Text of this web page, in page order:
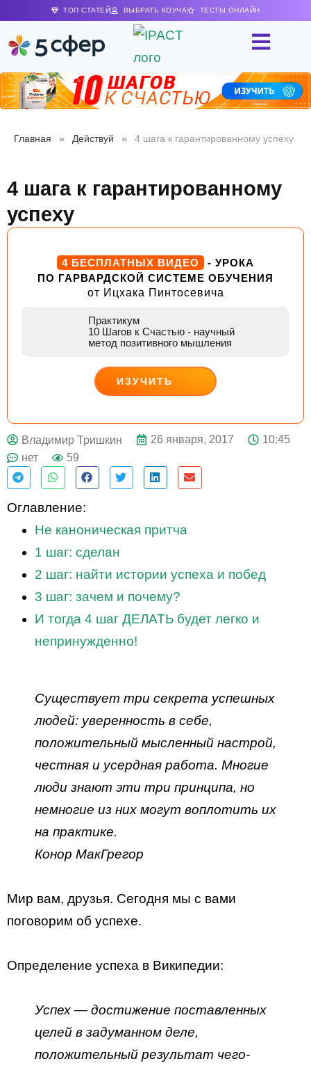
ТОП СТАТЕЙ ВЫБРАТЬ КОУЧА ТЕСТЫ ОНЛАЙН
Главная » Действуй » 4 шага к гарантированному успеху
4 шага к гарантированному
успеху
4 БЕСПЛАТНЫХ ВИДЕО
- УРОКА
ПО ГАРВАРДСКОЙ СИСТЕМЕ ОБУЧЕНИЯ
от Ицхака Пинтосевича
Практикум
10 Шагов к Счастью - научный
метод позитивного мышления
ИЗУЧИТЬ
ДЕЙСТВУЙ
Владимир Тришкин 26 января, 2017
10:45
нет
59
Оглавление:
Не каноническая притча
1 шаг: сделан
2 шаг: найти истории успеха и побед
3 шаг: зачем и почему?
И тогда 4 шаг ДЕЛАТЬ будет легко и
непринужденно!
Существует три секрета успешных
людей: уверенность в себе,
положительный мысленный настрой,
честная и усердная работа. Многие
люди знают эти три принципа, но
немногие из них могут воплотить их
на практике.
Конор МакГрегор
Мир вам, друзья. Сегодня мы с вами
поговорим об успехе.
Определение успеха в Википедии:
Успех — достижение поставленных
целей в задуманном деле,
положительный результат чего-